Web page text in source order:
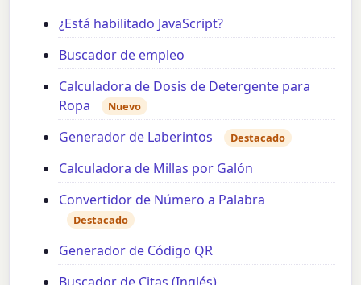
¿Está habilitado JavaScript?
Buscador de empleo
Calculadora de Dosis de Detergente para
Ropa
Nuevo
Generador de Laberintos Destacado
Calculadora de Millas por Galón
Convertidor de Número a Palabra
Destacado
Generador de Código QR